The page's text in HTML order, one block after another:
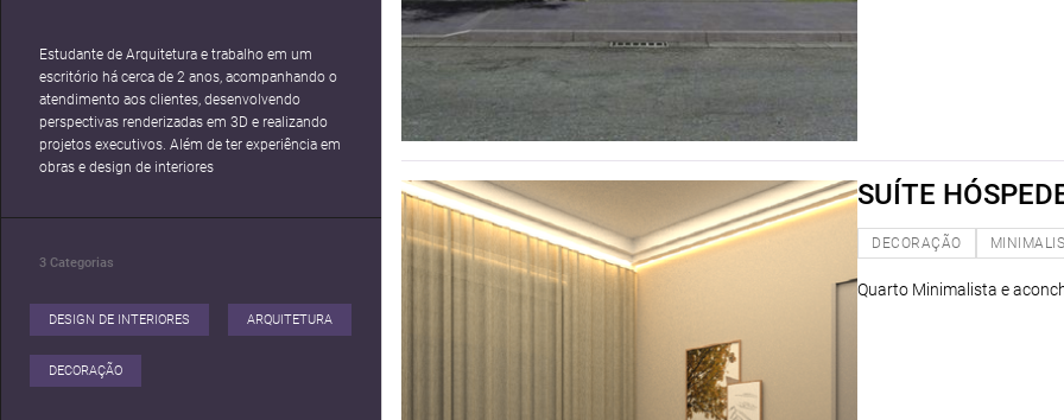
Estudante de Arquitetura e trabalho em um
escritório há cerca de 2 anos, acompanhando o
atendimento aos clientes, desenvolvendo
perspectivas renderizadas em 3D e realizando
projetos executivos. Além de ter experiência em
obras e design de interiores
3 Categorias
DESIGN DE INTERIORES ARQUITETURA
DECORAÇÃO
SUÍTE
DECORAÇÃO
Quarto Minimalista e